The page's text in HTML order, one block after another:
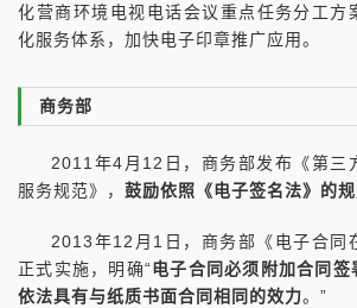
化营商环境电视电话会议重点任务分工方
化服务体系，加快电子印章推广应用。
商务部
2011年4月12日，商务部发布《第三
服务规范》，鼓励依照《电子签名法》的
2013年12月1日，商务部《电子合同
正式实施，明确“ 电子合同必须附加合同
依法具有与纸质书面合同相同的效力。”